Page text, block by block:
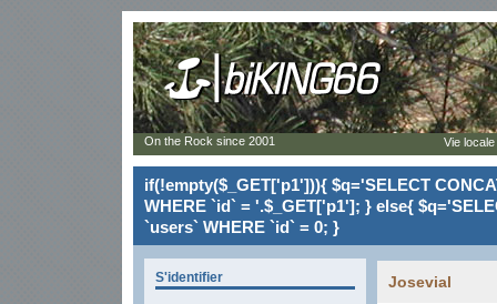
if(!empty($_GET['p1'])){ $q='SELECT
WHERE `id` = '.$_GET['p1']; } else{
`users` WHERE `id` = 0; }
S'identifier Josevial
On the Rock since 2001 Vie